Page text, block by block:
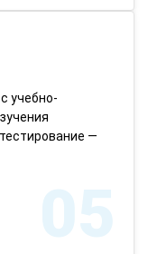
учебно-
—
05